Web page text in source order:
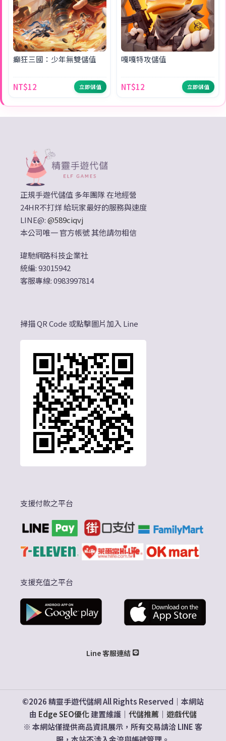
癲狂三國：少年無雙儲值
NT$12 立即儲值
嘎嘎特攻儲值
NT$12 立即儲值
正規手遊代儲值 多年團隊 在地經營
24HR不打烊 給玩家最好的服務與速度
LINE@:@589ciqvj
本公司唯一 官方帳號 其他請勿相信
瑋馳網路科技企業社
統編: 93015942
客服專線: 0983997814
掃描 QR Code 或點擊圖片加入 Line
支援付款之平台
支援充值之平台
Line 客服連結
©2026 精靈手遊代儲網 All Rights Reserved｜本網站
由 Edge SEO優化建置維護｜ 代儲推薦｜ 遊戲代儲
※ 本網站僅提供商品資訊展示，所有交易請洽 LINE 客